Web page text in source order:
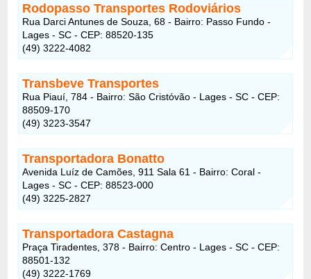
Rodopasso Transportes Rodoviários
Rua Darci Antunes de Souza, 68 - Bairro: Passo Fundo -
Lages - SC - CEP: 88520-135
(49) 3222-4082
Transbeve Transportes
Rua Piauí, 784 - Bairro: São Cristóvão - Lages - SC - CEP:
88509-170
(49) 3223-3547
Transportadora Bonatto
Avenida Luíz de Camões, 911 Sala 61 - Bairro: Coral -
Lages - SC - CEP: 88523-000
(49) 3225-2827
Transportadora Castagna
Praça Tiradentes, 378 - Bairro: Centro - Lages - SC - CEP:
88501-132
(49) 3222-1769